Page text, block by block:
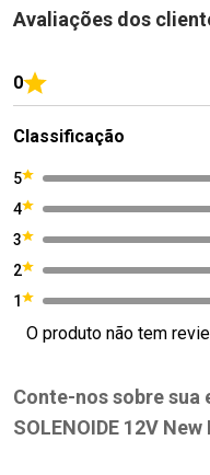
Avaliações dos
0
Classificação
5
4
3
2
1
O produto não tem
Conte-nos sobre sua
SOLENOIDE 12V